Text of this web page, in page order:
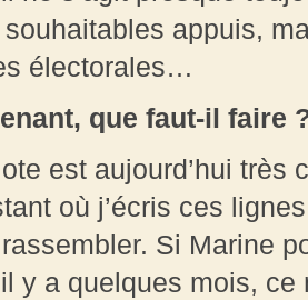
appuis,
électorales…
que faut-il faire
est aujourd’hui
où j’écris ces
Si Marine
y a quelques mois,